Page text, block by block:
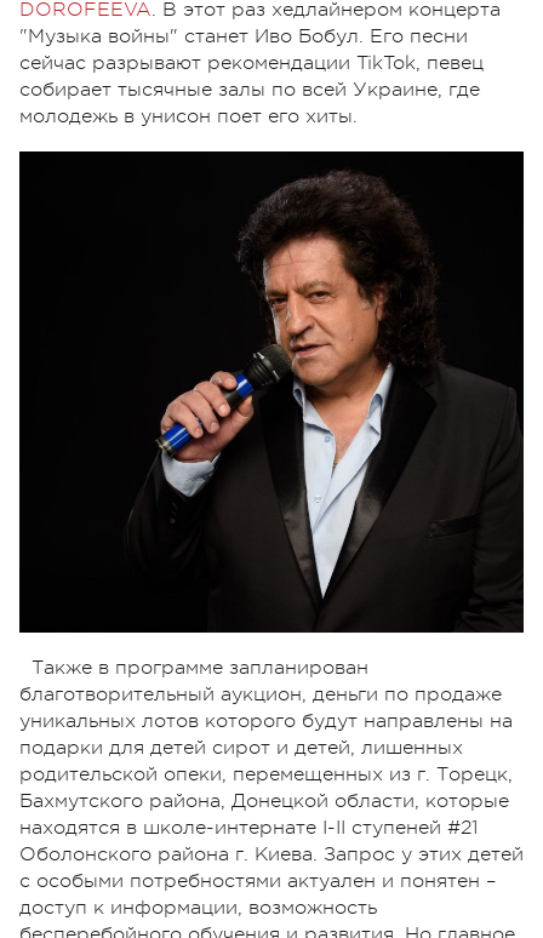
DOROFEEVA. В этот раз хедлайнером концерта
"Музыка войны" станет Иво Бобул. Его песни
сейчас разрывают рекомендации TikTok, певец
собирает тысячные залы по всей Украине, где
молодежь в унисон поет его хиты.
Также в программе запланирован
благотворительный аукцион, деньги по продаже
уникальных лотов которого будут направлены на
подарки для детей сирот и детей, лишенных
родительской опеки, перемещенных из г. Торецк,
Бахмутского района, Донецкой области, которые
находятся в школе-интернате I-II ступеней #21
Оболонского района г. Киева. Запрос у этих детей
с особыми потребностями актуален и понятен –
доступ к информации, возможность